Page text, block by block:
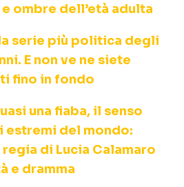
ombre dell’età adulta
la serie più politica degli
E non ve ne siete
fino in fondo
una fiaba, il senso
estremi del mondo:
di Lucia Calamaro
e dramma